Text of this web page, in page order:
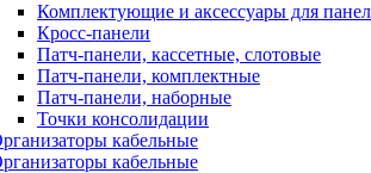
Комплектующие и аксессуары для
Кросс-панели
Патч-панели, кассетные, слотовые
Патч-панели, комплектные
Патч-панели, наборные
Точки консолидации
кабельные
кабельные